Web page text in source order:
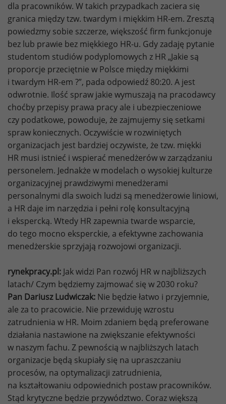
dla pracowników. W takich przypadkach zaciera się
granica między tzw. twardym i miękkim HR-em. Zresztą
powiedzmy sobie szczerze, większość firm funkcjonuje
bez lub prawie bez miękkiego HR-u. Gdy zadaję pytanie
studentom studiów podyplomowych z HR „Jakie są
proporcje przeciętnie w Polsce między miękkimi
i twardym HR-em ?”, pada odpowiedź 80:20. A jest
odwrotnie. Ilość spraw jakie wymuszają na pracodawcy
choćby przepisy prawa pracy ale i ubezpieczeniowe
czy podatkowe, powoduje, że zajmujemy się setkami
spraw koniecznych. Oczywiście w rozwiniętych
organizacjach jest bardziej oczywiste, że tzw. miękki
HR musi istnieć i wspierać menedżerów w zarządzaniu
personelem. Jednakże w modelach o wysokiej kulturze
organizacyjnej prawdziwymi menedżerami
personalnymi dla swoich ludzi są menedżerowie liniowi,
a HR daje im narzędzia i pełni rolę konsultacyjną
i ekspercką. Wtedy HR zapewnia twarde wsparcie,
do tego mocno eksperckie, a efektywne zachowania
menedżerskie sprzyjają rozwojowi organizacji.
rynekpracy.pl: Jak widzi Pan rozwój HR w najbliższych
latach/ Czym będziemy zajmować się w 2030 roku?
Pan Dariusz Ludwiczak: Nie będzie łatwo i przyjemnie,
ale za to pracowicie. Nie przewiduję wzrostu
zatrudnienia w HR. Moim zdaniem będą preferowane
działania nastawione na zwiększanie efektywności
w naszym fachu. Z pewnością w najbliższych latach
organizacje będą skupiały się na upraszczaniu
procesów, na optymalizacji zatrudnienia,
na kształtowaniu odpowiednich postaw pracowników.
Stąd krytyczne będzie przywództwo. Coraz większą